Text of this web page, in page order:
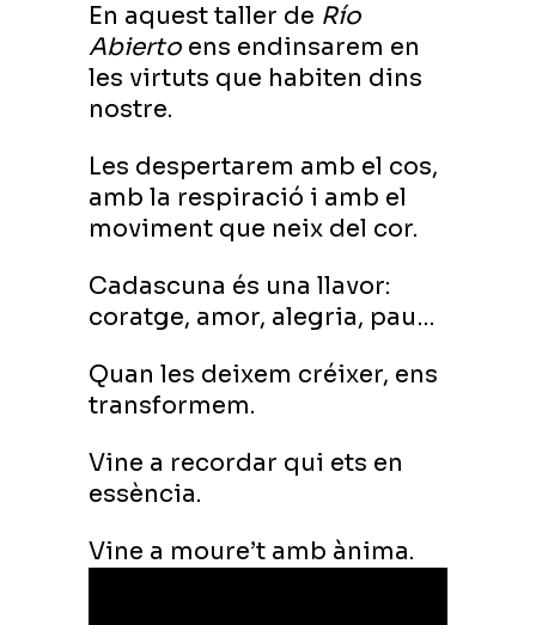
En aquest taller de Río
Abierto ens endinsarem en
les virtuts que habiten dins
nostre.
Les despertarem amb el cos,
amb la respiració i amb el
moviment que neix del cor.
Cadascuna és una llavor:
coratge, amor, alegria, pau…
Quan les deixem créixer, ens
transformem.
Vine a recordar qui ets en
essència.
Vine a moure’t amb ànima.